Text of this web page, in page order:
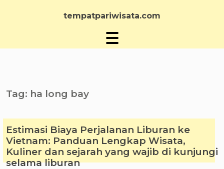
tempatpariwisata.com
Tag: ha long bay
Estimasi Biaya Perjalanan Liburan ke
Vietnam: Panduan Lengkap Wisata,
Kuliner dan sejarah yang wajib di kunjungi
selama liburan